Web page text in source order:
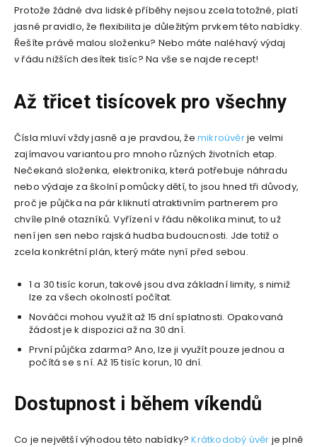
Protože žádné dva lidské příběhy nejsou zcela totožné, platí
jasné pravidlo, že flexibilita je důležitým prvkem této nabídky.
Řešíte právě malou složenku? Nebo máte naléhavý výdaj
v řádu nižších desítek tisíc? Na vše se najde recept!
Až třicet tisícovek pro všechny
Čísla mluví vždy jasně a je pravdou, že mikroúvěrje velmi
zajímavou variantou pro mnoho různých životních etap.
Nečekaná složenka, elektronika, která potřebuje náhradu
nebo výdaje za školní pomůcky dětí, to jsou hned tři důvody,
proč je půjčka na pár kliknutí atraktivním partnerem pro
chvíle plné otazníků. Vyřízení v řádu několika minut, to už
není jen sen nebo rajská hudba budoucnosti. Jde totiž o
zcela konkrétní plán, který máte nyní před sebou.
1 a 30 tisíc korun, takové jsou dva základní limity, s nimiž
lze za všech okolností počítat.
Nováčci mohou využít až 15 dní splatnosti. Opakovaná
žádost je k dispozici až na 30 dní.
První půjčka zdarma? Ano, lze ji využít pouze jednou a
počítá se s ní. Až 15 tisíc korun, 10 dní.
Dostupnost i během víkendů
Co je největší výhodou této nabídky?Krátkodobý úvěr je plně